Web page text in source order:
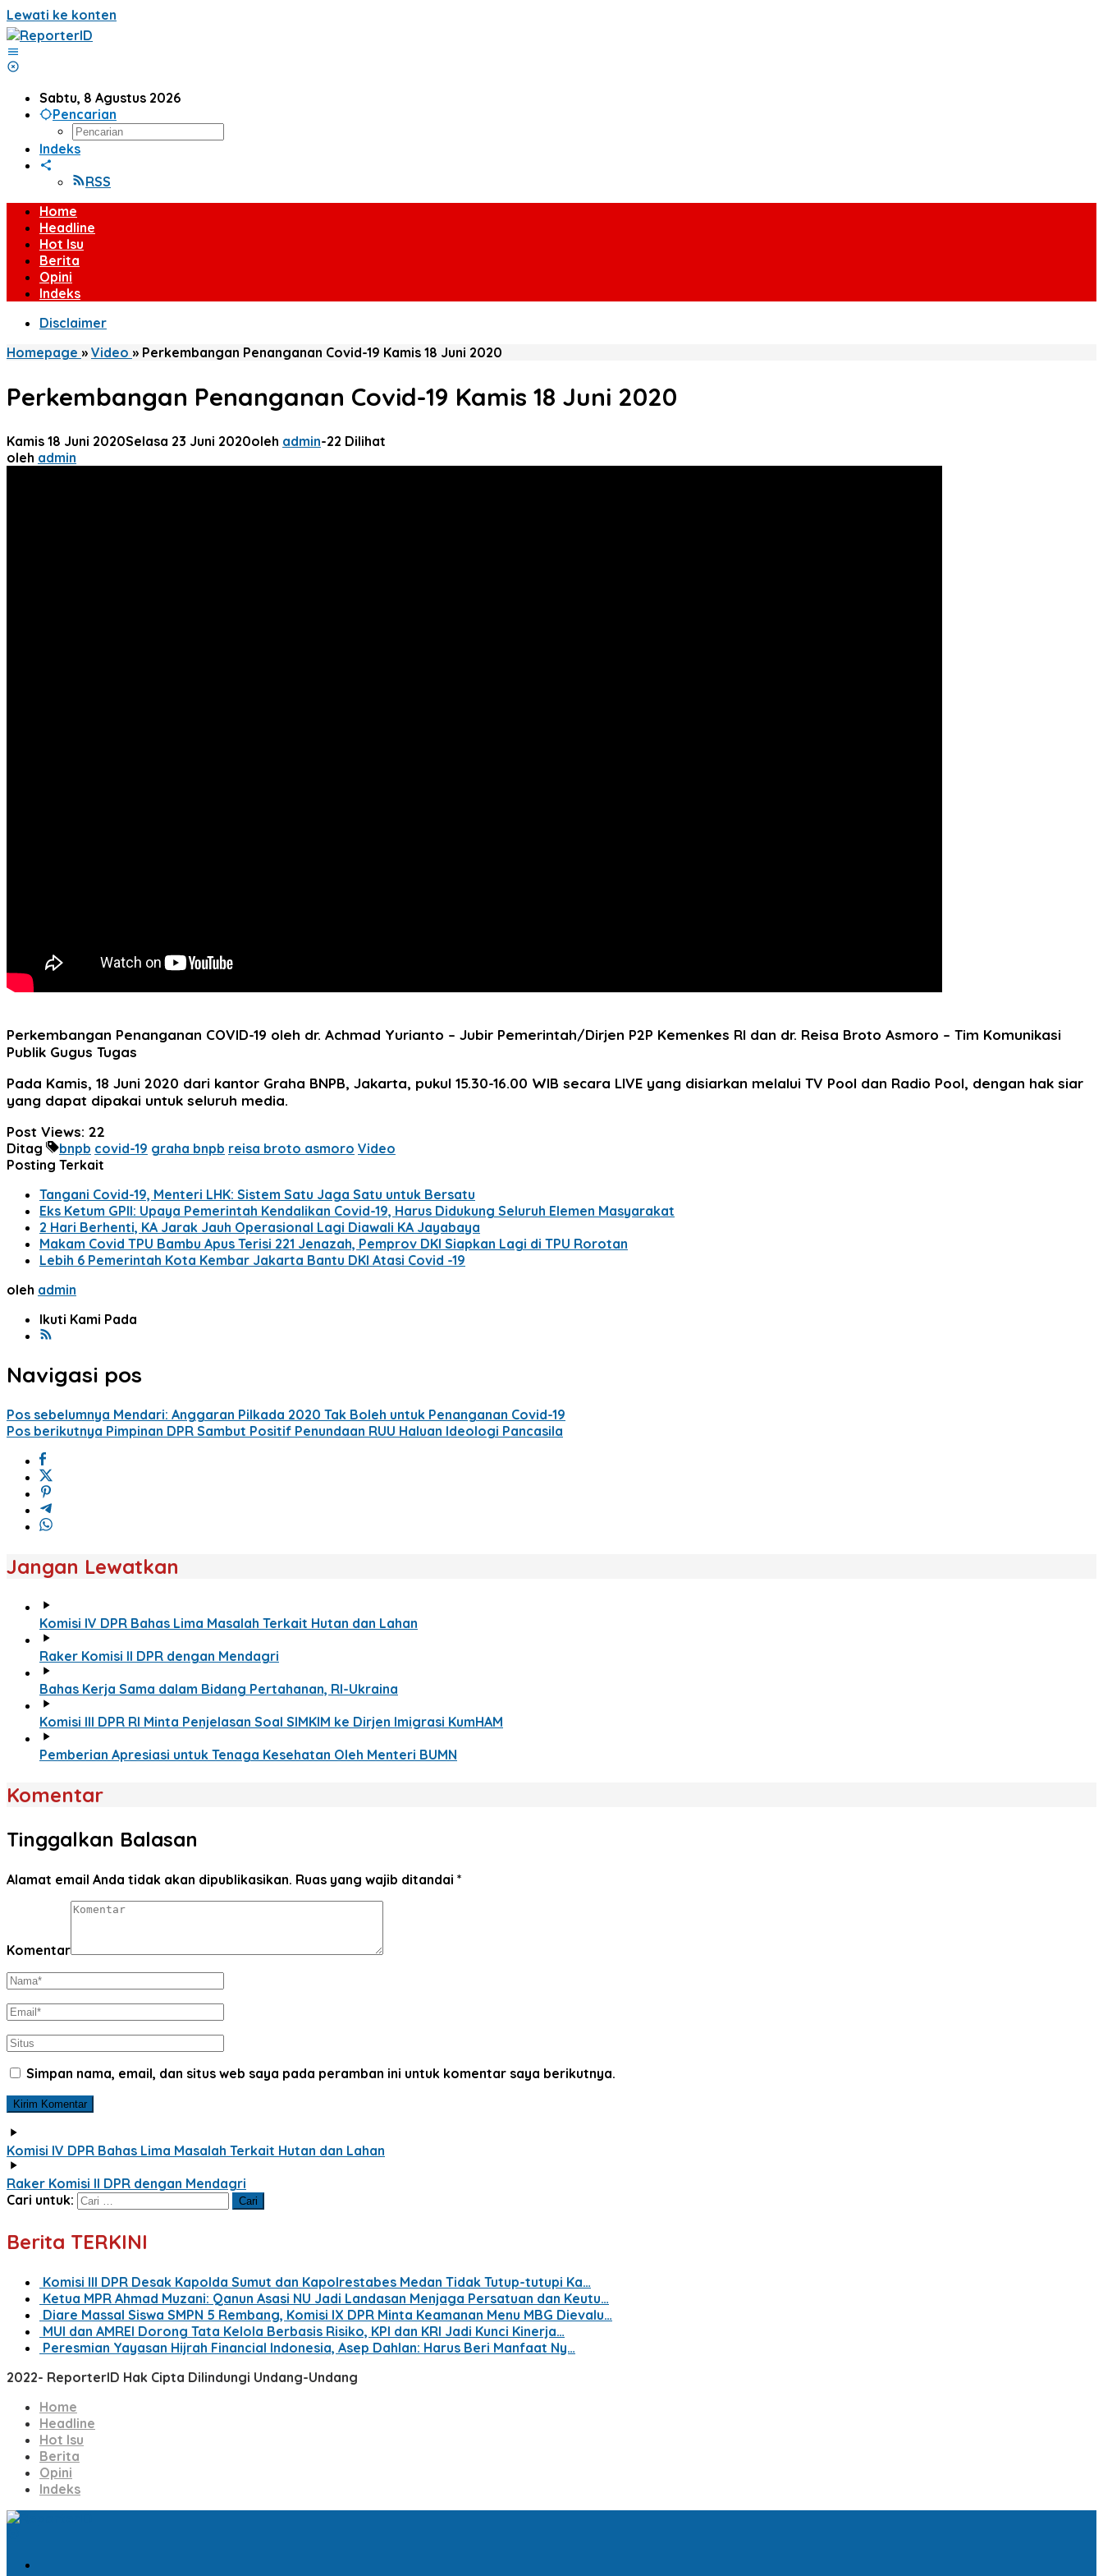
Lewati ke konten
Sabtu, 8 Agustus 2026
Pencarian
Indeks
RSS
Home
Headline
Hot Isu
Berita
Opini
Indeks
Disclaimer
Homepage » Video » Perkembangan Penanganan Covid-19 Kamis 18 Juni 2020
Perkembangan Penanganan Covid-19 Kamis 18 Juni 2020
Kamis 18 Juni 2020Selasa 23 Juni 2020oleh admin-22 Dilihat
oleh admin
Perkembangan Penanganan COVID-19 oleh dr. Achmad Yurianto – Jubir Pemerintah/Dirjen P2P Kemenkes RI dan dr. Reisa Broto Asmoro – Tim Komunikasi
Publik Gugus Tugas
Pada Kamis, 18 Juni 2020 dari kantor Graha BNPB, Jakarta, pukul 15.30-16.00 WIB secara LIVE yang disiarkan melalui TV Pool dan Radio Pool, dengan hak siar
yang dapat dipakai untuk seluruh media.
Post Views: 22
Ditag bnpb covid-19 graha bnpb reisa broto asmoro Video
Posting Terkait
Tangani Covid-19, Menteri LHK: Sistem Satu Jaga Satu untuk Bersatu
Eks Ketum GPII: Upaya Pemerintah Kendalikan Covid-19, Harus Didukung Seluruh Elemen Masyarakat
2 Hari Berhenti, KA Jarak Jauh Operasional Lagi Diawali KA Jayabaya
Makam Covid TPU Bambu Apus Terisi 221 Jenazah, Pemprov DKI Siapkan Lagi di TPU Rorotan
Lebih 6 Pemerintah Kota Kembar Jakarta Bantu DKI Atasi Covid -19
oleh admin
Ikuti Kami Pada
Navigasi pos
Pos sebelumnya Mendari: Anggaran Pilkada 2020 Tak Boleh untuk Penanganan Covid-19
Pos berikutnya Pimpinan DPR Sambut Positif Penundaan RUU Haluan Ideologi Pancasila
Jangan Lewatkan
Komisi IV DPR Bahas Lima Masalah Terkait Hutan dan Lahan
Raker Komisi II DPR dengan Mendagri
Bahas Kerja Sama dalam Bidang Pertahanan, RI-Ukraina
Komisi III DPR RI Minta Penjelasan Soal SIMKIM ke Dirjen Imigrasi KumHAM
Pemberian Apresiasi untuk Tenaga Kesehatan Oleh Menteri BUMN
Komentar
Tinggalkan Balasan
Alamat email Anda tidak akan dipublikasikan. Ruas yang wajib ditandai *
Komentar
Simpan nama, email, dan situs web saya pada peramban ini untuk komentar saya berikutnya.
Komisi IV DPR Bahas Lima Masalah Terkait Hutan dan Lahan
Raker Komisi II DPR dengan Mendagri
Cari untuk:
Berita TERKINI
Komisi III DPR Desak Kapolda Sumut dan Kapolrestabes Medan Tidak Tutup-tutupi Ka…
Ketua MPR Ahmad Muzani: Qanun Asasi NU Jadi Landasan Menjaga Persatuan dan Keutu…
Diare Massal Siswa SMPN 5 Rembang, Komisi IX DPR Minta Keamanan Menu MBG Dievalu…
MUI dan AMREI Dorong Tata Kelola Berbasis Risiko, KPI dan KRI Jadi Kunci Kinerja…
Peresmian Yayasan Hijrah Financial Indonesia, Asep Dahlan: Harus Beri Manfaat Ny…
2022- ReporterID Hak Cipta Dilindungi Undang-Undang
Home
Headline
Hot Isu
Berita
Opini
Indeks